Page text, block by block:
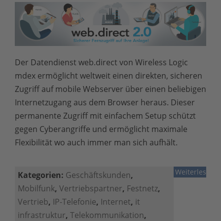
Der Datendienst web.direct von Wireless Logic
mdex ermöglicht weltweit einen direkten, sicheren
Zugriff auf mobile Webserver über einen beliebigen
Internetzugang aus dem Browser heraus. Dieser
permanente Zugriff mit einfachem Setup schützt
gegen Cyberangriffe und ermöglicht maximale
Flexibilität wo auch immer man sich aufhält.
Weiterlesen
Kategorien: Geschäftskunden,
Mobilfunk, Vertriebspartner, Festnetz,
Vertrieb, IP-Telefonie, Internet, it
infrastruktur, Telekommunikation,